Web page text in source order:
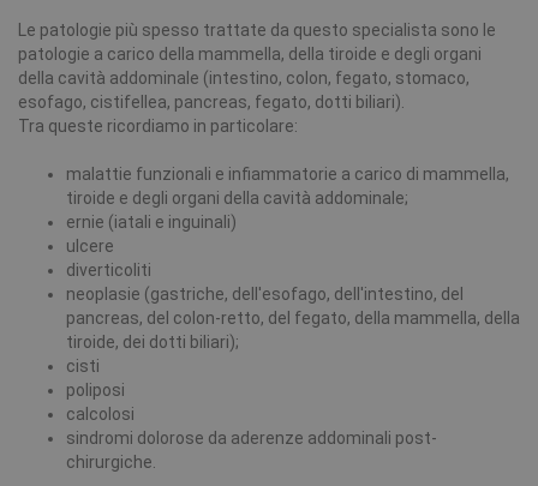
Le patologie più spesso trattate da questo specialista sono le
patologie a carico della mammella, della tiroide e degli organi
della cavità addominale (intestino, colon, fegato, stomaco,
esofago, cistifellea, pancreas, fegato, dotti biliari).
Tra queste ricordiamo in particolare:
malattie funzionali e infiammatorie a carico di mammella,
tiroide e degli organi della cavità addominale;
ernie (iatali e inguinali)
ulcere
diverticoliti
neoplasie (gastriche, dell'esofago, dell'intestino, del
pancreas, del colon-retto, del fegato, della mammella, della
tiroide, dei dotti biliari);
cisti
poliposi
calcolosi
sindromi dolorose da aderenze addominali post-
chirurgiche.